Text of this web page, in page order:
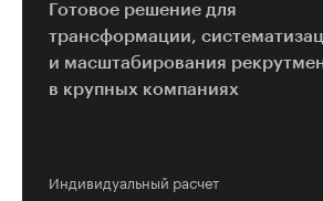
Готовое решение для
трансформации,
и масштабирования
в крупных компаниях
Индивидуальный расчет